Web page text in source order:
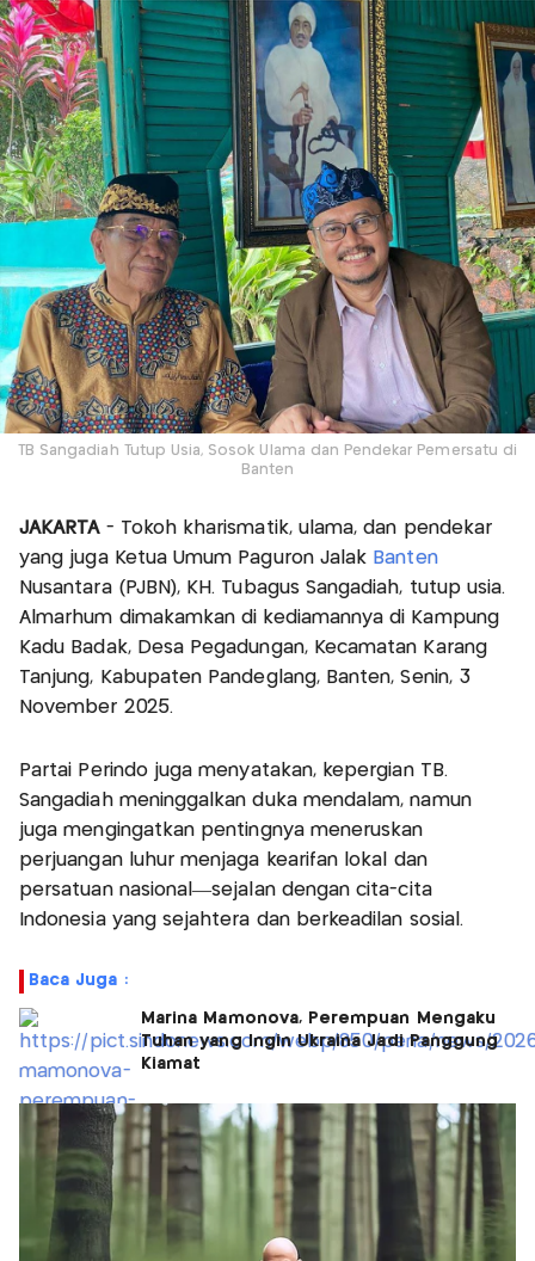
TB Sangadiah Tutup Usia, Sosok Ulama dan Pendekar Pemersatu di
Banten
JAKARTA - Tokoh kharismatik, ulama, dan pendekar
yang juga Ketua Umum Paguron Jalak Banten
Nusantara (PJBN), KH. Tubagus Sangadiah, tutup usia.
Almarhum dimakamkan di kediamannya di Kampung
Kadu Badak, Desa Pegadungan, Kecamatan Karang
Tanjung, Kabupaten Pandeglang, Banten, Senin, 3
November 2025.
Partai Perindo juga menyatakan, kepergian TB.
Sangadiah meninggalkan duka mendalam, namun
juga mengingatkan pentingnya meneruskan
perjuangan luhur menjaga kearifan lokal dan
persatuan nasional—sejalan dengan cita-cita
Indonesia yang sejahtera dan berkeadilan sosial.
Baca Juga :
Marina Mamonova, Perempuan Mengaku
Tuhan yang Ingin Ukraina Jadi Panggung
Kiamat